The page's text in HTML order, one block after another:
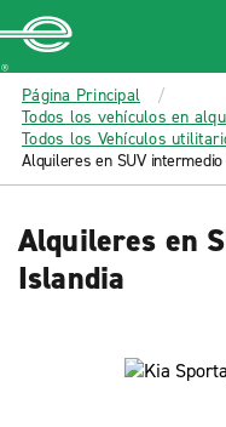
MAIN
CONTENT
Enterprise
Página Principal
Todos los vehículos en
Todos los Vehículos
Alquileres en SUV
Alquileres en
Islandia